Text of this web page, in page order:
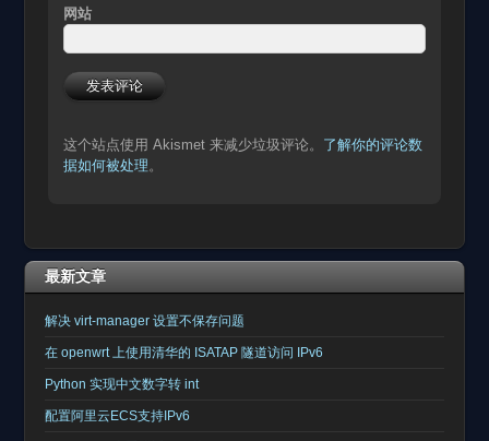
网站
这个站点使用 Akismet 来减少垃圾评论。 了解你的评论数
据如何被处理 。
最新文章
解决 virt-manager 设置不保存问题
在 openwrt 上使用清华的 ISATAP 隧道访问 IPv6
Python 实现中文数字转 int
配置阿里云ECS支持IPv6